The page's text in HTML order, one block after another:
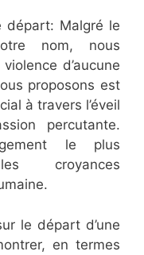
départ: Malgré le
nom, nous
d’aucune
proposons est
à travers l’éveil
percutante.
le plus
croyances
le départ d’une
en termes